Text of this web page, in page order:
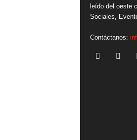
leído del oeste
Sociales,
Contáctanos: